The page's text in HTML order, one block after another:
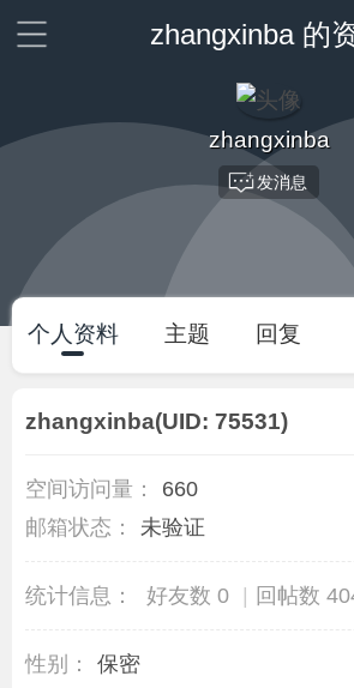
zhangxinba 的
zhangxinba
发消息
个人资料 主题 回复
zhangxinba(UID: 75531)
空间访问量：
660
邮箱状态：
未验证
统计信息： 好友数 0 | 回帖数
性别：
保密